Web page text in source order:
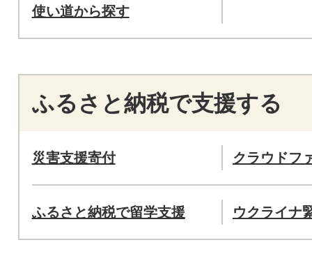
使い道から探す
ふるさと納税で支援する
災害支援寄付 クラウドフ
ふるさと納税で留学支援 ウクライナ